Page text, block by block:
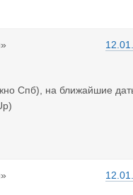
Спб), на ближайшие